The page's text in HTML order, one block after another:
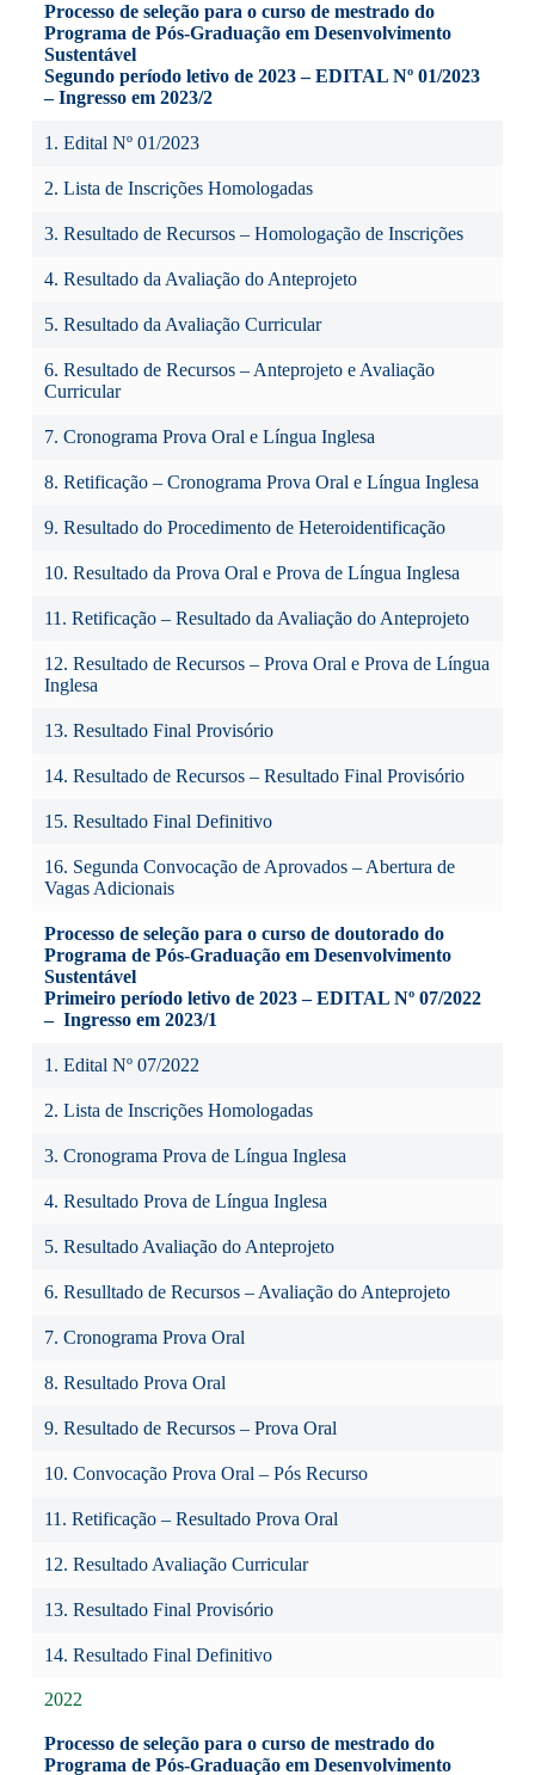
Processo de seleção para o curso de mestrado do
Programa de Pós-Graduação em Desenvolvimento
Sustentável
Segundo período letivo de 2023 – EDITAL Nº 01/2023
– Ingresso em 2023/2
1. Edital Nº 01/2023
2. Lista de Inscrições Homologadas
3. Resultado de Recursos – Homologação de Inscrições
4. Resultado da Avaliação do Anteprojeto
5. Resultado da Avaliação Curricular
6. Resultado de Recursos – Anteprojeto e Avaliação
Curricular
7. Cronograma Prova Oral e Língua Inglesa
8. Retificação – Cronograma Prova Oral e Língua Inglesa
9. Resultado do Procedimento de Heteroidentificação
10. Resultado da Prova Oral e Prova de Língua Inglesa
11. Retificação – Resultado da Avaliação do Anteprojeto
12. Resultado de Recursos – Prova Oral e Prova de Língua
Inglesa
13. Resultado Final Provisório
14. Resultado de Recursos – Resultado Final Provisório
15. Resultado Final Definitivo
16. Segunda Convocação de Aprovados – Abertura de
Vagas Adicionais
Processo de seleção para o curso de doutorado do
Programa de Pós-Graduação em Desenvolvimento
Sustentável
Primeiro período letivo de 2023 – EDITAL Nº 07/2022
– Ingresso em 2023/1
1. Edital Nº 07/2022
2. Lista de Inscrições Homologadas
3. Cronograma Prova de Língua Inglesa
4. Resultado Prova de Língua Inglesa
5. Resultado Avaliação do Anteprojeto
6. Resulltado de Recursos – Avaliação do Anteprojeto
7. Cronograma Prova Oral
8. Resultado Prova Oral
9. Resultado de Recursos – Prova Oral
10. Convocação Prova Oral – Pós Recurso
11. Retificação – Resultado Prova Oral
12. Resultado Avaliação Curricular
13. Resultado Final Provisório
14. Resultado Final Definitivo
2022
Processo de seleção para o curso de mestrado do
Programa de Pós-Graduação em Desenvolvimento